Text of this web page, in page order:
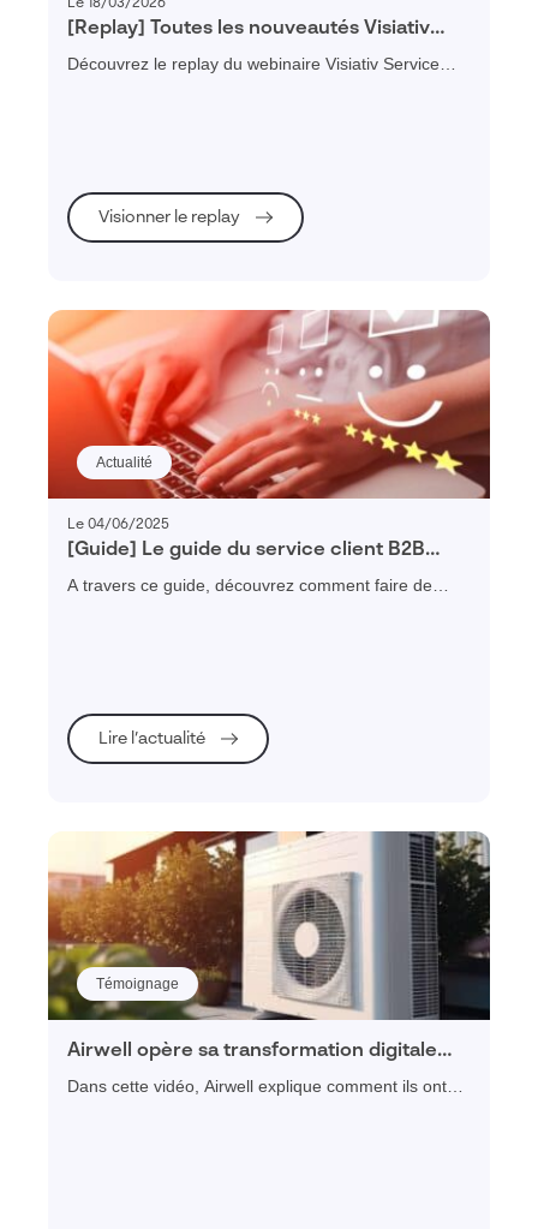
Le 18/03/2026
[Replay] Toutes les nouveautés Visiativ
Service Client 2026
Découvrez le replay du webinaire Visiativ Service
Visionner le replay
Actualité
Le 04/06/2025
[Guide] Le guide du service client B2B
performant
A travers ce guide, découvrez comment faire de
Lire l’actualité
Témoignage
Airwell opère sa transformation digitale
grâce à Visiativ Service Client
Dans cette vidéo, Airwell explique comment ils ont